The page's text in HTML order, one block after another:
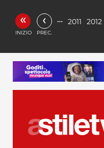
«
INIZIO
‹
PREC.
… 2011 2012